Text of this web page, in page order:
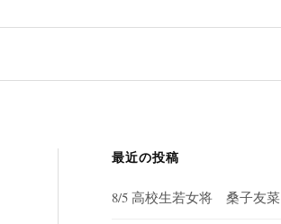
最近の投稿
8/5 高校生若女将 桑子友菜